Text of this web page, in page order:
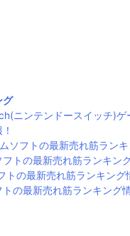
グ
ニンテンドースイッチ)ゲ
ソフトの最新売れ筋ランキ
トの最新売れ筋ランキン
トの最新売れ筋ランキング
の最新売れ筋ランキング